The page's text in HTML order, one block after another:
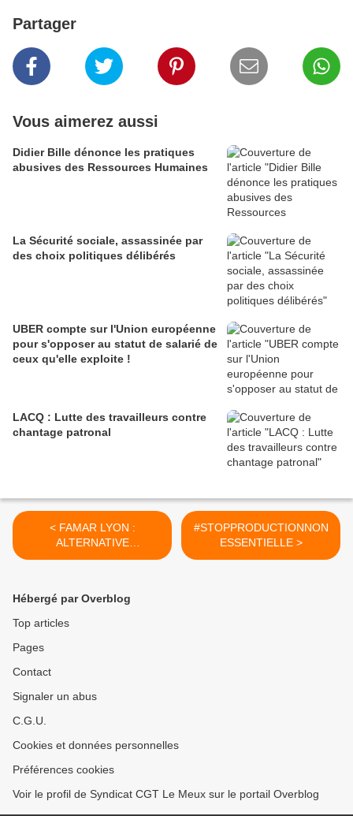
Partager
Vous aimerez aussi
Didier Bille dénonce les pratiques
abusives des Ressources Humaines
La Sécurité sociale, assassinée par
des choix politiques délibérés
UBER compte sur l'Union européenne
pour s'opposer au statut de salarié de
ceux qu'elle exploite !
LACQ : Lutte des travailleurs contre
chantage patronal
< FAMAR LYON :
ALTERNATIVE
INDUSTRIELLE POUR
#STOPPRODUCTIONNON
ESSENTIELLE >
Hébergé par Overblog
Top articles
Pages
Contact
Signaler un abus
C.G.U.
Cookies et données personnelles
Préférences cookies
Voir le profil de Syndicat CGT Le Meux sur le portail Overblog